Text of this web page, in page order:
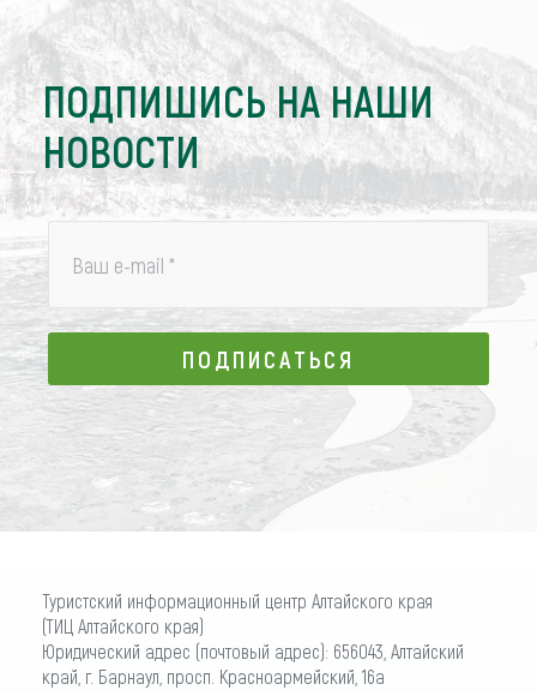
ПОДПИШИСЬ НА НАШИ
НОВОСТИ
Ваш e-mail *
ПОДПИСАТЬСЯ
ПОДПИСАТЬСЯ
Туристский информационный центр Алтайского края
(ТИЦ Алтайского края)
Юридический адрес (почтовый адрес): 656043, Алтайский
край, г. Барнаул, просп. Красноармейский, 16а